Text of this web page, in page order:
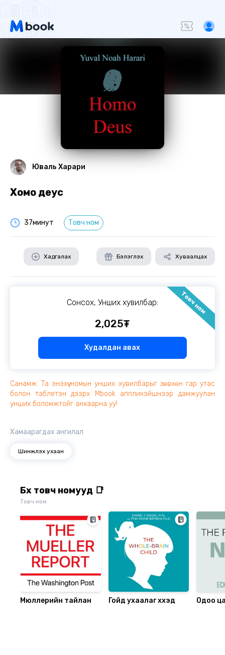
Юваль Харари
Хомо деус
37минут Товч ном
Хадгалах Бэлэглэх Хуваалцах
Товч ном
Сонсох, Унших хувилбар:
2,025₮
Худалдан авах
Санамж: Та энэхүү номын унших хувилбарыг зөвхөн гар утас
болон таблетэн дээрх Mbook аппликэйшнээр дамжуулан
унших боломжтойг анхаарна уу!
Хамаарагдах ангилал
Шинжлэх ухаан
Бүх товч номууд 📑
Товч ном
Мюллерийн тайлан Гойд ухаалаг хүүхэд Одоо